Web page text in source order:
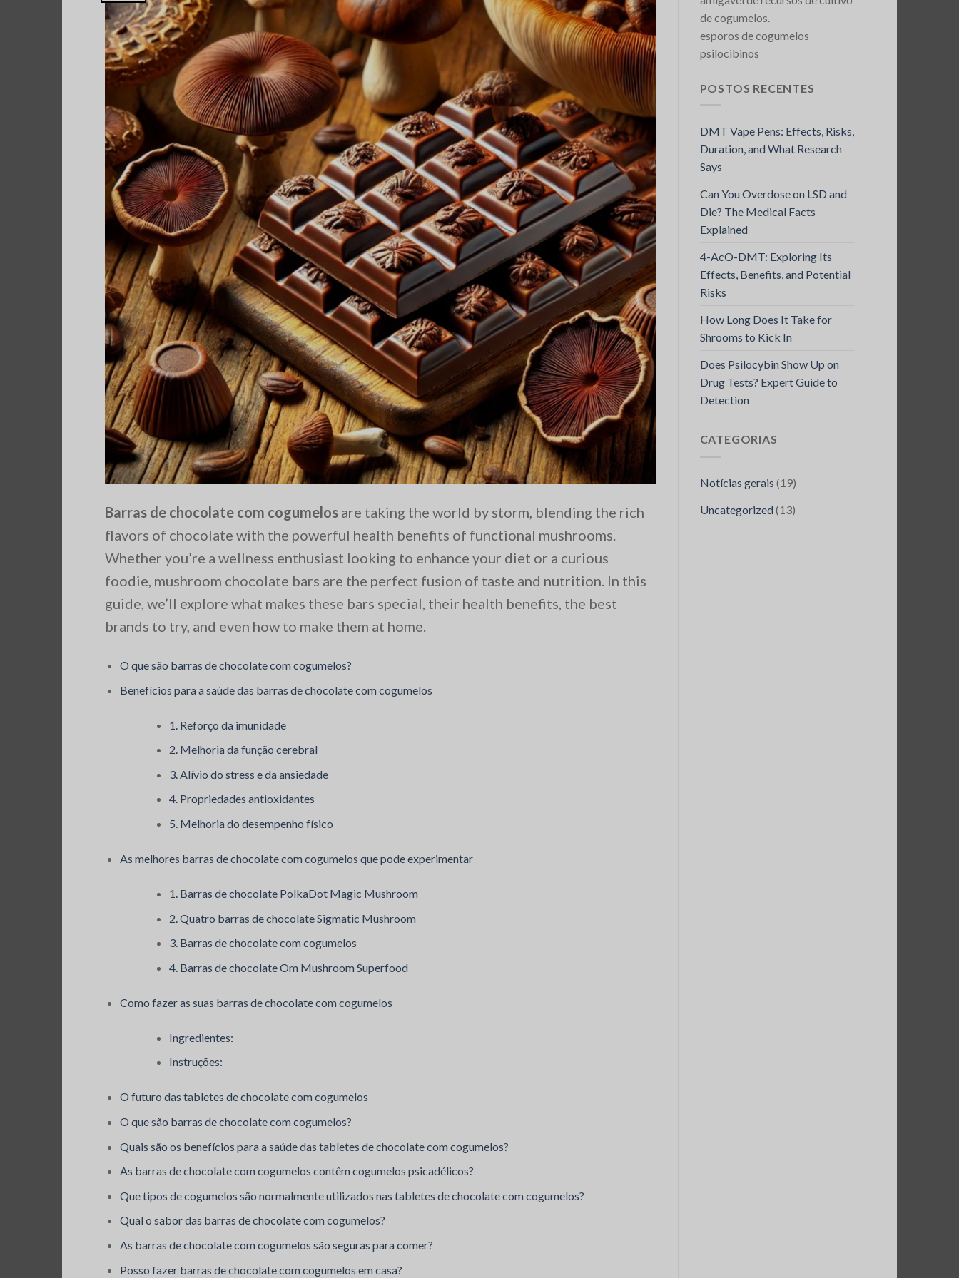
Barras de chocolate com cogumelos are taking the world by storm, blending the rich
flavors of chocolate with the powerful health benefits of functional mushrooms.
Whether you’re a wellness enthusiast looking to enhance your diet or a curious
foodie, mushroom chocolate bars are the perfect fusion of taste and nutrition. In this
guide, we’ll explore what makes these bars special, their health benefits, the best
brands to try, and even how to make them at home.
O que são barras de chocolate com cogumelos?
Benefícios para a saúde das barras de chocolate com cogumelos
1. Reforço da imunidade
2. Melhoria da função cerebral
3. Alívio do stress e da ansiedade
4. Propriedades antioxidantes
5. Melhoria do desempenho físico
As melhores barras de chocolate com cogumelos que pode experimentar
1. Barras de chocolate PolkaDot Magic Mushroom
2. Quatro barras de chocolate Sigmatic Mushroom
3. Barras de chocolate com cogumelos
4. Barras de chocolate Om Mushroom Superfood
Como fazer as suas barras de chocolate com cogumelos
Ingredientes:
Instruções:
O futuro das tabletes de chocolate com cogumelos
O que são barras de chocolate com cogumelos?
Quais são os benefícios para a saúde das tabletes de chocolate com cogumelos?
As barras de chocolate com cogumelos contêm cogumelos psicadélicos?
Que tipos de cogumelos são normalmente utilizados nas tabletes de chocolate com cogumelos?
Qual o sabor das barras de chocolate com cogumelos?
As barras de chocolate com cogumelos são seguras para comer?
Posso fazer barras de chocolate com cogumelos em casa?
de cogumelos.
esporos de cogumelos
psilocibinos
POSTOS RECENTES
DMT Vape Pens: Effects, Risks,
Duration, and What Research
Says
Can You Overdose on LSD and
Die? The Medical Facts
Explained
4-AcO-DMT: Exploring Its
Effects, Benefits, and Potential
Risks
How Long Does It Take for
Shrooms to Kick In
Does Psilocybin Show Up on
Drug Tests? Expert Guide to
Detection
CATEGORIAS
Notícias gerais (19)
Uncategorized (13)